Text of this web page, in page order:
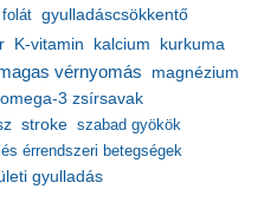
folát gyulladáscsökkentő
K-vitamin kalcium kurkuma
vérnyomás magnézium
omega-3 zsírsavak
stroke szabad gyökök
érrendszeri betegségek
gyulladás